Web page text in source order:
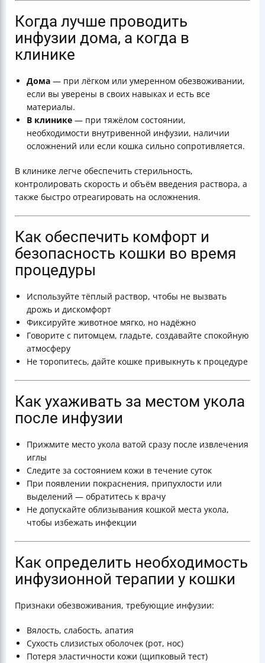
Когда лучше проводить
инфузии дома, а когда в
клинике
Дома — при лёгком или умеренном обезвоживании,
если вы уверены в своих навыках и есть все
материалы.
В клинике — при тяжёлом состоянии,
необходимости внутривенной инфузии, наличии
осложнений или если кошка сильно сопротивляется.
В клинике легче обеспечить стерильность,
контролировать скорость и объём введения раствора, а
также быстро отреагировать на осложнения.
Как обеспечить комфорт и
безопасность кошки во время
процедуры
Используйте тёплый раствор, чтобы не вызвать
дрожь и дискомфорт
Фиксируйте животное мягко, но надёжно
Говорите с питомцем, гладьте, создавайте спокойную
атмосферу
Не торопитесь, дайте кошке привыкнуть к процедуре
Как ухаживать за местом укола
после инфузии
Прижмите место укола ватой сразу после извлечения
иглы
Следите за состоянием кожи в течение суток
При появлении покраснения, припухлости или
выделений — обратитесь к врачу
Не допускайте облизывания кошкой места укола,
чтобы избежать инфекции
Как определить необходимость
инфузионной терапии у кошки
Признаки обезвоживания, требующие инфузии:
Вялость, слабость, апатия
Сухость слизистых оболочек (рот, нос)
Потеря эластичности кожи (щипковый тест)